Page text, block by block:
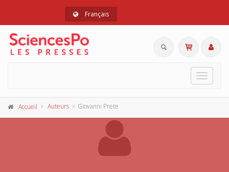
Français
Toggle
Accueil Auteurs Giovanni Prete